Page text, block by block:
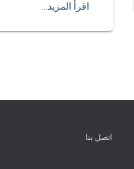
اقرأ المزيد…
اتصل بنا